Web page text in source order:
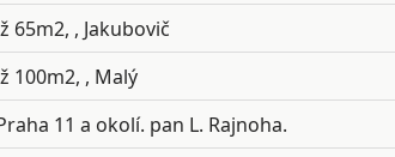
65m2, , Jakubovič
100m2, , Malý
11 a okolí. pan L. Rajnoha.